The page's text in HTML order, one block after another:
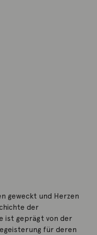
geweckt und Herzen
der
ist geprägt von der
für deren